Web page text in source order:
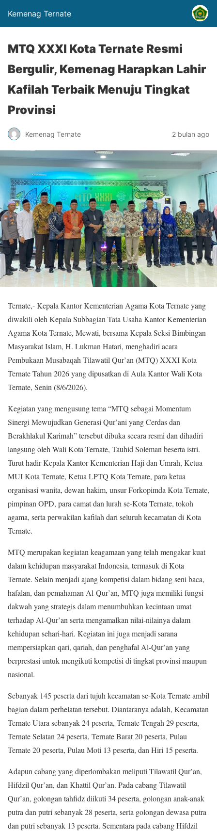
Kemenag Ternate
MTQ XXXI Kota Ternate Resmi
Bergulir, Kemenag Harapkan Lahir
Kafilah Terbaik Menuju Tingkat
Provinsi
Kemenag Ternate 2 bulan ago
Ternate,- Kepala Kantor Kementerian Agama Kota Ternate yang
diwakili oleh Kepala Subbagian Tata Usaha Kantor Kementerian
Agama Kota Ternate, Mewati, bersama Kepala Seksi Bimbingan
Masyarakat Islam, H. Lukman Hatari, menghadiri acara
Pembukaan Musabaqah Tilawatil Qur’an (MTQ) XXXI Kota
Ternate Tahun 2026 yang dipusatkan di Aula Kantor Wali Kota
Ternate, Senin (8/6/2026).
Kegiatan yang mengusung tema “MTQ sebagai Momentum
Sinergi Mewujudkan Generasi Qur’ani yang Cerdas dan
Berakhlakul Karimah” tersebut dibuka secara resmi dan dihadiri
langsung oleh Wali Kota Ternate, Tauhid Soleman beserta istri.
Turut hadir Kepala Kantor Kementerian Haji dan Umrah, Ketua
MUI Kota Ternate, Ketua LPTQ Kota Ternate, para ketua
organisasi wanita, dewan hakim, unsur Forkopimda Kota Ternate,
pimpinan OPD, para camat dan lurah se-Kota Ternate, tokoh
agama, serta perwakilan kafilah dari seluruh kecamatan di Kota
Ternate.
MTQ merupakan kegiatan keagamaan yang telah mengakar kuat
dalam kehidupan masyarakat Indonesia, termasuk di Kota
Ternate. Selain menjadi ajang kompetisi dalam bidang seni baca,
hafalan, dan pemahaman Al-Qur’an, MTQ juga memiliki fungsi
dakwah yang strategis dalam menumbuhkan kecintaan umat
terhadap Al-Qur’an serta mengamalkan nilai-nilainya dalam
kehidupan sehari-hari. Kegiatan ini juga menjadi sarana
mempersiapkan qari, qariah, dan penghafal Al-Qur’an yang
berprestasi untuk mengikuti kompetisi di tingkat provinsi maupun
nasional.
Sebanyak 145 peserta dari tujuh kecamatan se-Kota Ternate ambil
bagian dalam perhelatan tersebut. Diantaranya adalah, Kecamatan
Ternate Utara sebanyak 24 peserta, Ternate Tengah 29 peserta,
Ternate Selatan 24 peserta, Ternate Barat 20 peserta, Pulau
Ternate 20 peserta, Pulau Moti 13 peserta, dan Hiri 15 peserta.
Adapun cabang yang diperlombakan meliputi Tilawatil Qur’an,
Hifdzil Qur’an, dan Khattil Qur’an. Pada cabang Tilawatil
Qur’an, golongan tahfidz diikuti 34 peserta, golongan anak-anak
putra dan putri sebanyak 28 peserta, serta golongan dewasa putra
dan putri sebanyak 13 peserta. Sementara pada cabang Hifdzil